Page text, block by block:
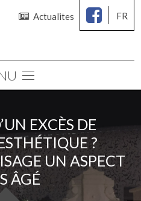
Actualites FR
EXCÈS DE
?
UN ASPECT
ÂGÉ